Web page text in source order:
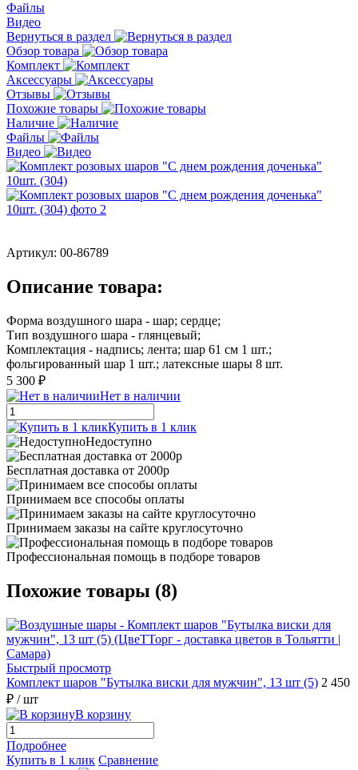
Файлы
Видео
Вернуться в раздел
Обзор товара
Комплект
Аксессуары
Отзывы
Похожие товары
Наличие
Файлы
Видео
Артикул: 00-86789
Описание товара:
Форма воздушного шара - шар; сердце;
Тип воздушного шара - глянцевый;
Комплектация - надпись; лента; шар 61 см 1 шт.;
фольгированный шар 1 шт.; латексные шары 8 шт.
5 300 ₽
Нет в наличии
Купить в 1 клик
Недоступно
Бесплатная доставка от 2000р
Принимаем все способы оплаты
Принимаем заказы на сайте круглосуточно
Профессиональная помощь в подборе товаров
Похожие товары (8)
Быстрый просмотр
Комплект шаров "Бутылка виски для мужчин", 13 шт (5) 2 450
₽ / шт
В корзину
Подробнее
Купить в 1 клик Сравнение